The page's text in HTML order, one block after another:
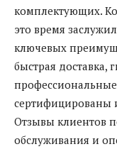
комплектующих.
это время
ключевых
быстрая доставка,
сертифицированы
Отзывы клиентов
обслуживания и